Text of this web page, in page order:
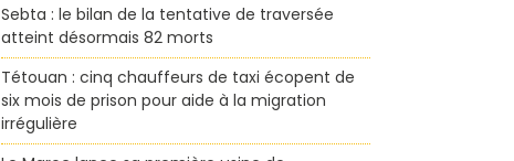
Sebta : le bilan de la tentative de traversée
atteint désormais 82 morts
Tétouan : cinq chauffeurs de taxi écopent de
six mois de prison pour aide à la migration
irrégulière